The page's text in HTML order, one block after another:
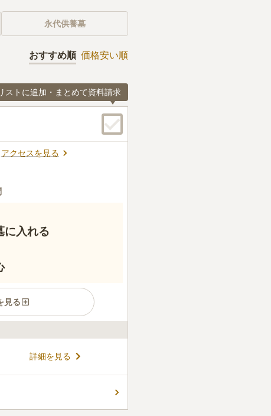
永代供養墓
おすすめ順 価格安い順
ストに追加・まとめて資料請求
アクセスを見る
に入れる
見る
しを感じながら故人と向き
のある広さなので、ご家族
ポイントです。 トイレや休
ともできます。 体力に不安
詳細を見る